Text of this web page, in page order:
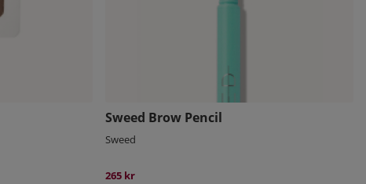
Sweed Brow Pencil
Sweed
265 kr